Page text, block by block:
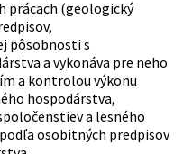
prácach (geologický
pôsobnosti s
a vykonáva pre neho
a kontrolou výkonu
hospodárstva,
a lesného
osobitných predpisov